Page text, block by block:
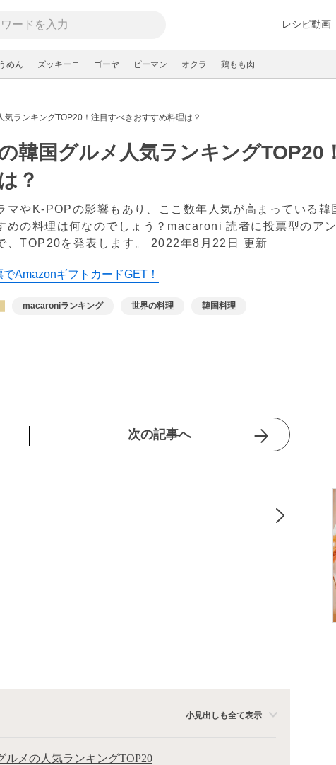
レシピ動画
めん ズッキーニ ゴーヤ ピーマン オクラ 鶏もも肉
気ランキングTOP20！注目すべきおすすめ料理は？
韓国グルメ人気ランキングTOP20
？
マやK-POPの影響もあり、ここ数年人気が高まっている
めの料理は何なのでしょう？macaroni 読者に投票型のア
、TOP20を発表します。 2022年8月22日 更新
AmazonギフトカードGET！
macaroniランキング 世界の料理 韓国料理
次の記事へ
小見出しも全て表示
メの人気ランキングTOP20